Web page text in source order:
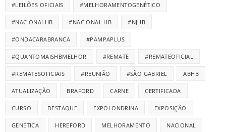
#LEILÕES OFICIAIS #MELHORAMENTOGENÉTICO
#NACIONALHB #NACIONAL HB #NJHB
#ONDACARABRANCA #PAMPAPLUS
#QUANTOMAISHBMELHOR #REMATE #REMATEOFICIAL
#REMATESOFICIAIS #REUNIÃO #SÃO GABRIEL ABHB
ATUALIZAÇÃO BRAFORD CARNE CERTIFICADA
CURSO DESTAQUE EXPOLONDRINA EXPOSIÇÃO
GENETICA HEREFORD MELHORAMENTO NACIONAL